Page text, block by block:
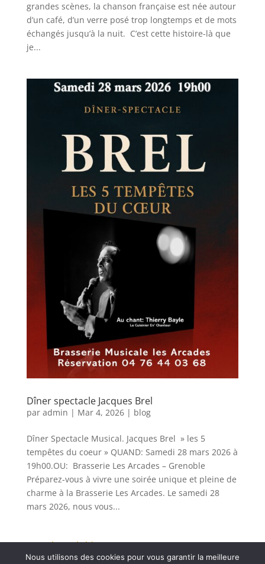
grandes scènes, la chanson française est née autour
d’un café, d’un verre posé trop longtemps et de mots
échangés jusqu’à la nuit. C’est cette histoire-là que
je...
Dîner spectacle Jacques Brel
par admin | Mar 4, 2026| blog
Dîner Spectacle Musical. Jacques Brel » les 5
tempêtes du coeur » QUAND: Samedi 28 mars 2026 à
19h00.OU: Brasserie Les Arcades – Grenoble
Préparez-vous à vivre une soirée unique et pleine de
charme à la Brasserie Les Arcades. Le samedi 28
mars 2026, nous vous...
« Entrées précédentes
Nous utilisons des cookies pour vous garantir la meilleure